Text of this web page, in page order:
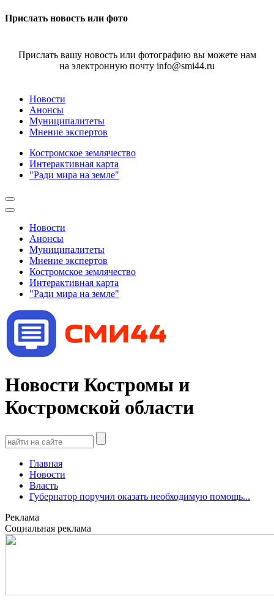
Прислать новость или фото
Прислать вашу новость или фотографию вы можете нам
на электронную почту info@smi44.ru
Новости
Анонсы
Муниципалитеты
Мнение экспертов
Костромское землячество
Интерактивная карта
"Ради мира на земле"
Новости
Анонсы
Муниципалитеты
Мнение экспертов
Костромское землячество
Интерактивная карта
"Ради мира на земле"
Новости Костромы и
Костромской области
Главная
Новости
Власть
Губернатор поручил оказать необходимую помощь...
Реклама
Социальная реклама